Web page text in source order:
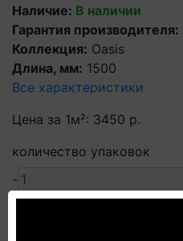
Наличие: В наличии
Гарантия производителя:
Коллекция: Oasis
Длина, мм: 1500
Все характеристики
Цена за 1м²: 3450 р.
количество упаковок
-
площадь